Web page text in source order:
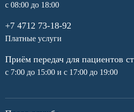
с 08:00 до 18:00
+7 4712 73-18-92
Платные услуги
Приём передач для пациентов
с 7:00 до 15:00 и с 17:00 до 19:00